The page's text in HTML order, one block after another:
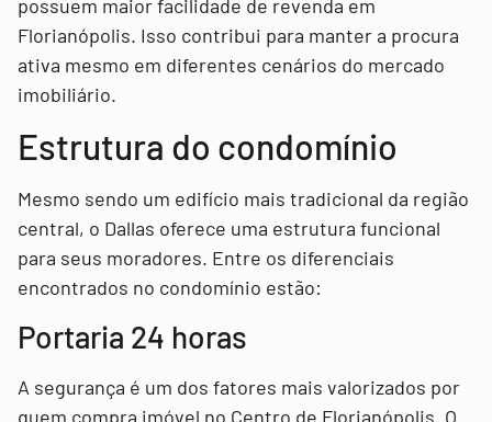
possuem maior facilidade de revenda em
Florianópolis. Isso contribui para manter a procura
ativa mesmo em diferentes cenários do mercado
imobiliário.
Estrutura do condomínio
Mesmo sendo um edifício mais tradicional da região
central, o Dallas oferece uma estrutura funcional
para seus moradores. Entre os diferenciais
encontrados no condomínio estão:
Portaria 24 horas
A segurança é um dos fatores mais valorizados por
quem compra imóvel no Centro de Florianópolis. O